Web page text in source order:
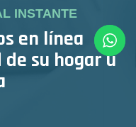
INSTANTE
en línea
su hogar u